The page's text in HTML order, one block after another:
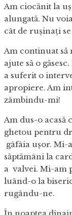
Am ciocănit la
alungată. Nu
cât de rușinați
Am continuat să
ajute să o
a suferit o
apropiere. Am
zâmbindu-mi!
Am dus-o acasă
ghetou pentru
gâfâia ușor. Mi-
săptămâni la
a valvei. Mi-am
luând-o la
rugându-ne.